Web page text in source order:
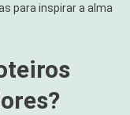
para inspirar a alma